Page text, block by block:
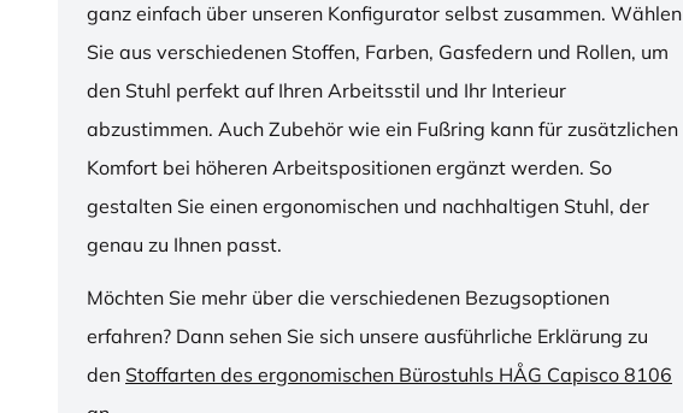
ganz einfach über unseren Konfigurator selbst zusammen. Wählen
Sie aus verschiedenen Stoffen, Farben, Gasfedern und Rollen, um
den Stuhl perfekt auf Ihren Arbeitsstil und Ihr Interieur
abzustimmen. Auch Zubehör wie ein Fußring kann für zusätzlichen
Komfort bei höheren Arbeitspositionen ergänzt werden. So
gestalten Sie einen ergonomischen und nachhaltigen Stuhl, der
genau zu Ihnen passt.
Möchten Sie mehr über die verschiedenen Bezugsoptionen
erfahren? Dann sehen Sie sich unsere ausführliche Erklärung zu
den Stoffarten des ergonomischen Bürostuhls HÅG Capisco 8106